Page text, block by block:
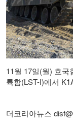
11월 17일(월) 호
륙함(LST-I)에서
더코리아뉴스